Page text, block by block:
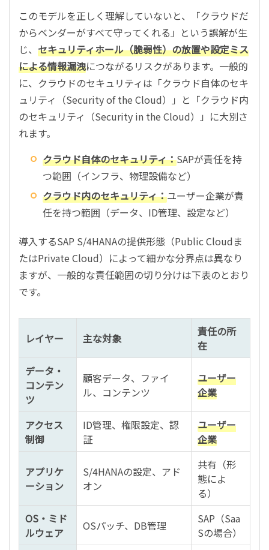
このモデルを正しく理解していないと、「クラウドだ
からベンダーがすべて守ってくれる」という誤解が生
じ、 セキュリティホール（脆弱性）の放置や設定ミス
による情報漏洩につながるリスクがあります。一般的
に、クラウドのセキュリティは「クラウド自体のセキ
ュリティ（Security of the Cloud）」と「クラウド内
のセキュリティ（Security in the Cloud）」に大別さ
れます。
クラウド自体のセキュリティ：SAPが責任を持
つ範囲（インフラ、物理設備など）
クラウド内のセキュリティ：ユーザー企業が責
任を持つ範囲（データ、ID管理、設定など）
導入するSAP S/4HANAの提供形態（Public Cloudま
たはPrivate Cloud）によって細かな分界点は異なり
ますが、一般的な責任範囲の切り分けは下表のとおり
です。
レイヤー 主な対象
責任の所
在
データ・
コンテン
ツ
顧客データ、ファイ
ル、コンテンツ
ユーザー
企業
アクセス
制御
ID管理、権限設定、認
証
ユーザー
企業
アプリケ
ーション
S/4HANAの設定、アド
オン
共有（形
態によ
る）
OS・ミド
ルウェア
OSパッチ、DB管理
SAP（Saa
Sの場合）